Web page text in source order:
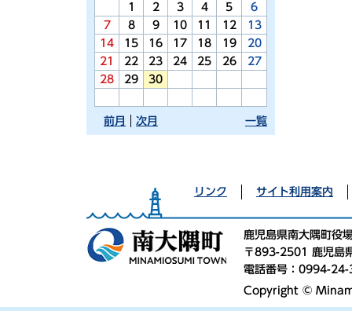
1
2 3 4 5
6
7
8 9 10 11 12
13
14
15 16 17 18 19
20
21
22 23 24 25 26
27
28
29 30
前月 一覧
次月
リンク サイト利用案内
鹿児島県南大隅町役
〒893-2501 鹿児島
電話番号：0994-
Copyright ©